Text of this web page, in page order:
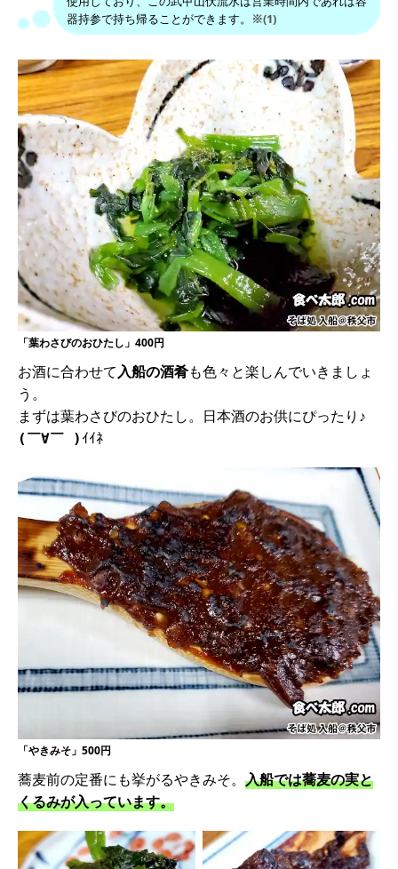
器持参で持ち帰ることができます。
※(1)
「葉わさびのおひたし」400円
お酒に合わせて入船の酒肴も色々と楽しんでいきましょ
う。
まずは葉わさびのおひたし。日本酒のお供にぴったり♪
(￣∀￣ ) ｲｲﾈ
「やきみそ」500円
蕎麦前の定番にも挙がるやきみそ。 入船では蕎麦の実と
くるみが入っています。